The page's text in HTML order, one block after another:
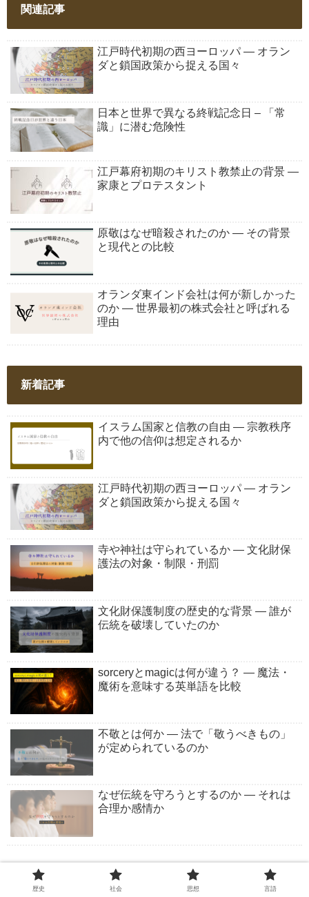
関連記事
江戸時代初期の西ヨーロッパ ― オラン
ダと鎖国政策から捉える国々
日本と世界で異なる終戦記念日 – 「常
識」に潜む危険性
江戸幕府初期のキリスト教禁止の背景 ―
家康とプロテスタント
原敬はなぜ暗殺されたのか ― その背景
と現代との比較
オランダ東インド会社は何が新しかった
のか ― 世界最初の株式会社と呼ばれる
理由
新着記事
イスラム国家と信教の自由 ― 宗教秩序
内で他の信仰は想定されるか
江戸時代初期の西ヨーロッパ ― オラン
ダと鎖国政策から捉える国々
寺や神社は守られているか ― 文化財保
護法の対象・制限・刑罰
文化財保護制度の歴史的な背景 ― 誰が
伝統を破壊していたのか
sorceryとmagicは何が違う？ ― 魔法・
魔術を意味する英単語を比較
不敬とは何か ― 法で「敬うべきもの」
が定められているのか
なぜ伝統を守ろうとするのか ― それは
合理か感情か
特集
歴史 社会 思想 言語